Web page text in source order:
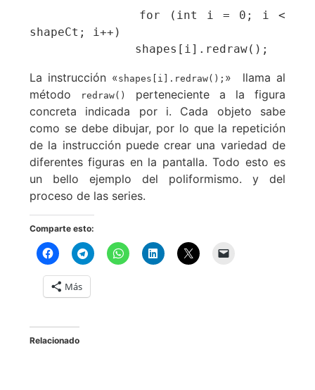
shapeCt; i++)
               shapes[i].redraw();
La instrucción «shapes[i].redraw(); » llama al
método
redraw()
perteneciente a la figura
concreta indicada por i. Cada objeto sabe
como se debe dibujar, por lo que la repetición
de la instrucción puede crear una variedad de
diferentes figuras en la pantalla. Todo esto es
un bello ejemplo del poliformismo. y del
proceso de las series.
Comparte esto:
Más
Relacionado